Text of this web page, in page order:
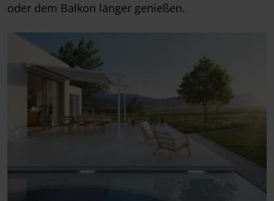
oder dem Balkon länger genießen.